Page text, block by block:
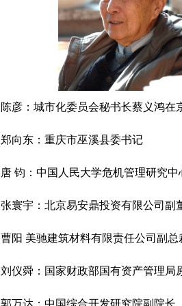
郑向东：重庆市巫溪县委书记
张寰宇：北京易安鼎投资有限公司副
曹阳 美驰建筑材料有限责任公司副总
郭万达：中国综合开发研究院副院长